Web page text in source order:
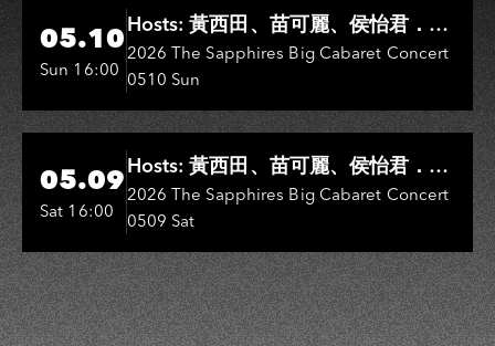
Hi-Ing Music Hall
05.10
Sun 16:00
Hosts: 黃西田、苗可麗、侯怡君．
Entertainers: 葉啟田、鳥來嬤-吳
敏、王彩樺、王瑞霞、吳淑敏、施文
彬、邵大倫、曹雅雯、陳孟賢、黃露
瑤
2026 The Sapphires Big Cabaret Concert
0510 Sun
Hi-Ing Music Hall
05.09
Sat 16:00
Hosts: 黃西田、苗可麗、侯怡君．
Entertainers: 葉啟田、鳥來嬤-吳
敏、張秀卿、王彩樺、吳淑敏、施文
彬、邵大倫、曹雅雯、陳孟賢、黃露
瑤
2026 The Sapphires Big Cabaret Concert
0509 Sat